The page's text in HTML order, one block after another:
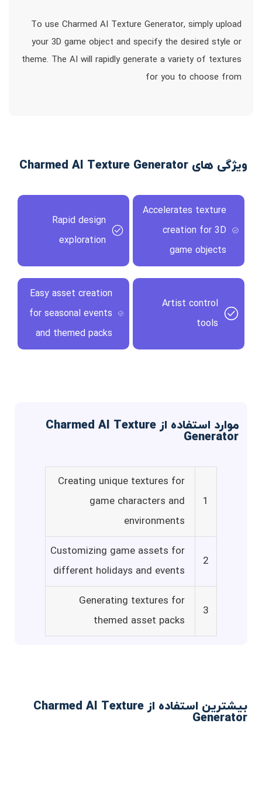
To use Charmed AI Texture Generator, simply upload
your 3D game object and specify the desired style or
theme. The AI will rapidly generate a variety of textures
for you to choose from
ویژگی های Charmed AI Texture Generator
Accelerates texture
creation for 3D
game objects
Rapid design
exploration
Artist control
tools
Easy asset creation
for seasonal events
and themed packs
موارد استفاده از Charmed AI Texture
Generator
1
Creating unique textures for
game characters and
environments
2
Customizing game assets for
different holidays and events
3
Generating textures for
themed asset packs
بیشترین استفاده از Charmed AI Texture
Generator